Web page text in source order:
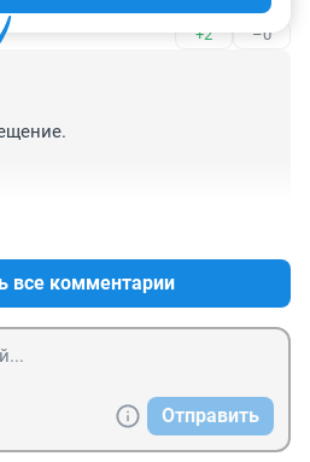
+2 –0
все комментарии
Отправить